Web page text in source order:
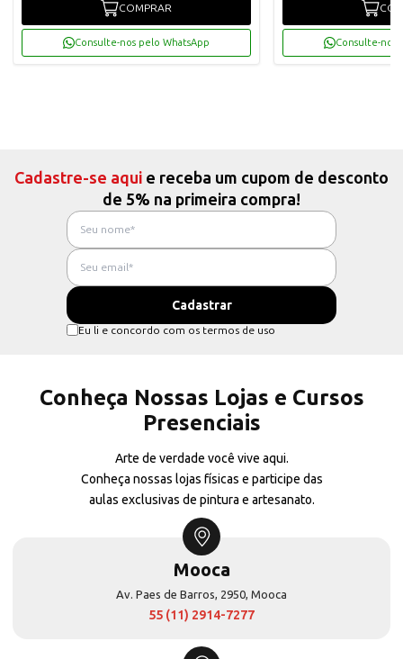
COMPRAR
Consulte-nos pelo WhatsApp Consulte-nos
Cadastre-se aqui e receba um cupom de desconto
de 5% na primeira compra!
Eu li e concordo com os termos de uso
Conheça Nossas Lojas e Cursos
Presenciais
Arte de verdade você vive aqui.
Conheça nossas lojas físicas e participe das
aulas exclusivas de pintura e artesanato.
Mooca
Av. Paes de Barros, 2950, Mooca
55 (11) 2914-7277